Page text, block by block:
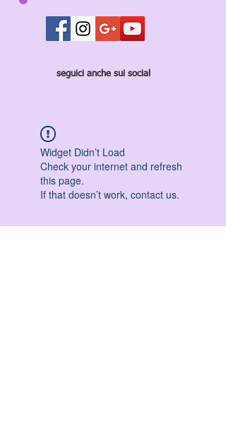
seguici anche sui social
Widget Didn’t Load
Check your internet and refresh
this page.
If that doesn’t work, contact us.